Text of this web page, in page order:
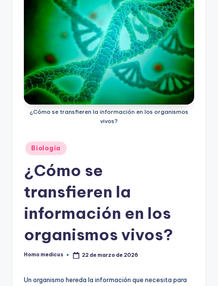
¿Cómo se transfieren la información en los organismos
vivos?
Publicado
en
Biología
¿Cómo se
transfieren la
información en los
organismos vivos?
Publicado
Homo medicus 22 de marzo de 2026
Un organismo hereda la información que necesita para